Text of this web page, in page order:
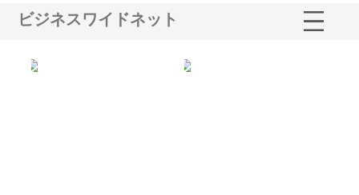
ビジネスワイドネット